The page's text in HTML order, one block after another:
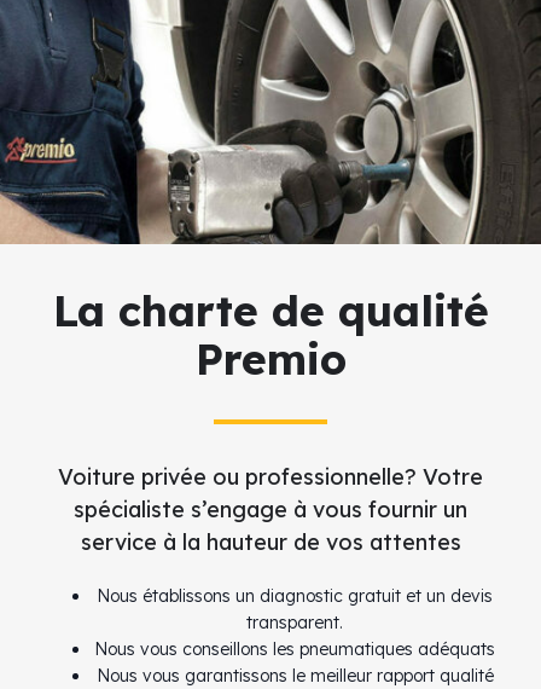
La charte de qualité
Premio
Voiture privée ou professionnelle? Votre
spécialiste s’engage à vous fournir un
service à la hauteur de vos attentes
Nous établissons un diagnostic gratuit et un devis
transparent.
Nous vous conseillons les pneumatiques adéquats
Nous vous garantissons le meilleur rapport qualité